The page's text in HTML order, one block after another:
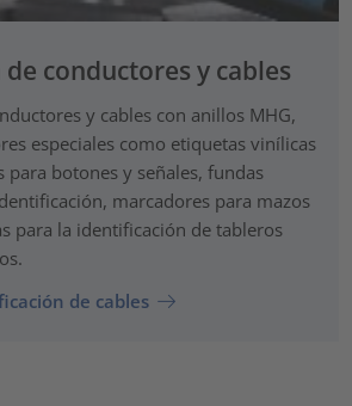
conductores y cables
y cables con anillos MHG,
especiales como etiquetas vinílicas
para botones y señales, fundas
marcadores para mazos
para la identificación de tableros
de cables